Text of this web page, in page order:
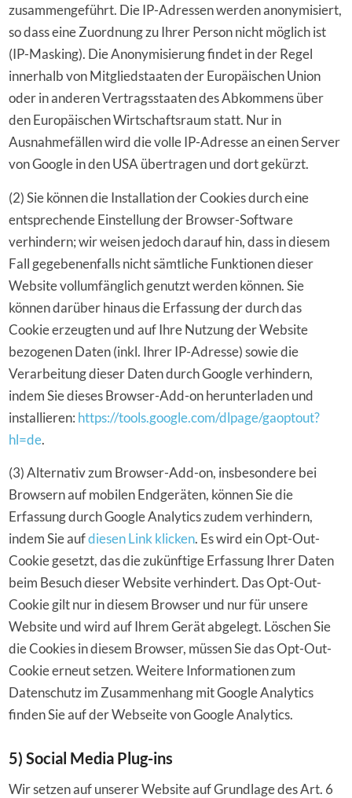
zusammengeführt. Die IP-Adressen werden anonymisiert,
so dass eine Zuordnung zu Ihrer Person nicht möglich ist
(IP-Masking). Die Anonymisierung findet in der Regel
innerhalb von Mitgliedstaaten der Europäischen Union
oder in anderen Vertragsstaaten des Abkommens über
den Europäischen Wirtschaftsraum statt. Nur in
Ausnahmefällen wird die volle IP-Adresse an einen Server
von Google in den USA übertragen und dort gekürzt.
(2) Sie können die Installation der Cookies durch eine
entsprechende Einstellung der Browser-Software
verhindern; wir weisen jedoch darauf hin, dass in diesem
Fall gegebenenfalls nicht sämtliche Funktionen dieser
Website vollumfänglich genutzt werden können. Sie
können darüber hinaus die Erfassung der durch das
Cookie erzeugten und auf Ihre Nutzung der Website
bezogenen Daten (inkl. Ihrer IP-Adresse) sowie die
Verarbeitung dieser Daten durch Google verhindern,
indem Sie dieses Browser-Add-on herunterladen und
installieren: https://tools.google.com/dlpage/gaoptout?
hl=de.
(3) Alternativ zum Browser-Add-on, insbesondere bei
Browsern auf mobilen Endgeräten, können Sie die
Erfassung durch Google Analytics zudem verhindern,
indem Sie aufdiesen Link klicken. Es wird ein Opt-Out-
Cookie gesetzt, das die zukünftige Erfassung Ihrer Daten
beim Besuch dieser Website verhindert. Das Opt-Out-
Cookie gilt nur in diesem Browser und nur für unsere
Website und wird auf Ihrem Gerät abgelegt. Löschen Sie
die Cookies in diesem Browser, müssen Sie das Opt-Out-
Cookie erneut setzen. Weitere Informationen zum
Datenschutz im Zusammenhang mit Google Analytics
finden Sie auf der Webseite von Google Analytics.
5) Social Media Plug-ins
Wir setzen auf unserer Website auf Grundlage des Art. 6